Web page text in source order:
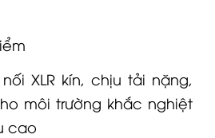
nốiXLR kín, chịu tải nặng,
môi trường khắc nghiệt
cao